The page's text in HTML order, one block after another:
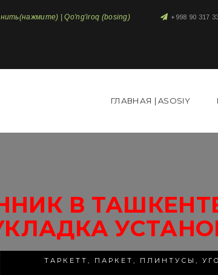
| Qo'ng'iroq (bosing) +998 90 317
ГЛАВНАЯ | ASOSIY
В
ТАРКЕТТ, ПАРКЕТ, ПЛИНТУСЫ,